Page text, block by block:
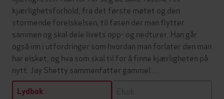
kjærlighetsforhold, fra det første møtet og den
stormende forelskelsen, til fasen der man flytter
sammen og skal dele livets opp- og nedturer. Han går
også inn i utfordringer som hvordan man forlater den man
har elsket, og hva som skal til for å finne kjærligheten på
nytt. Jay Shetty sammenfatter gammel…
Lydbok
Ebok